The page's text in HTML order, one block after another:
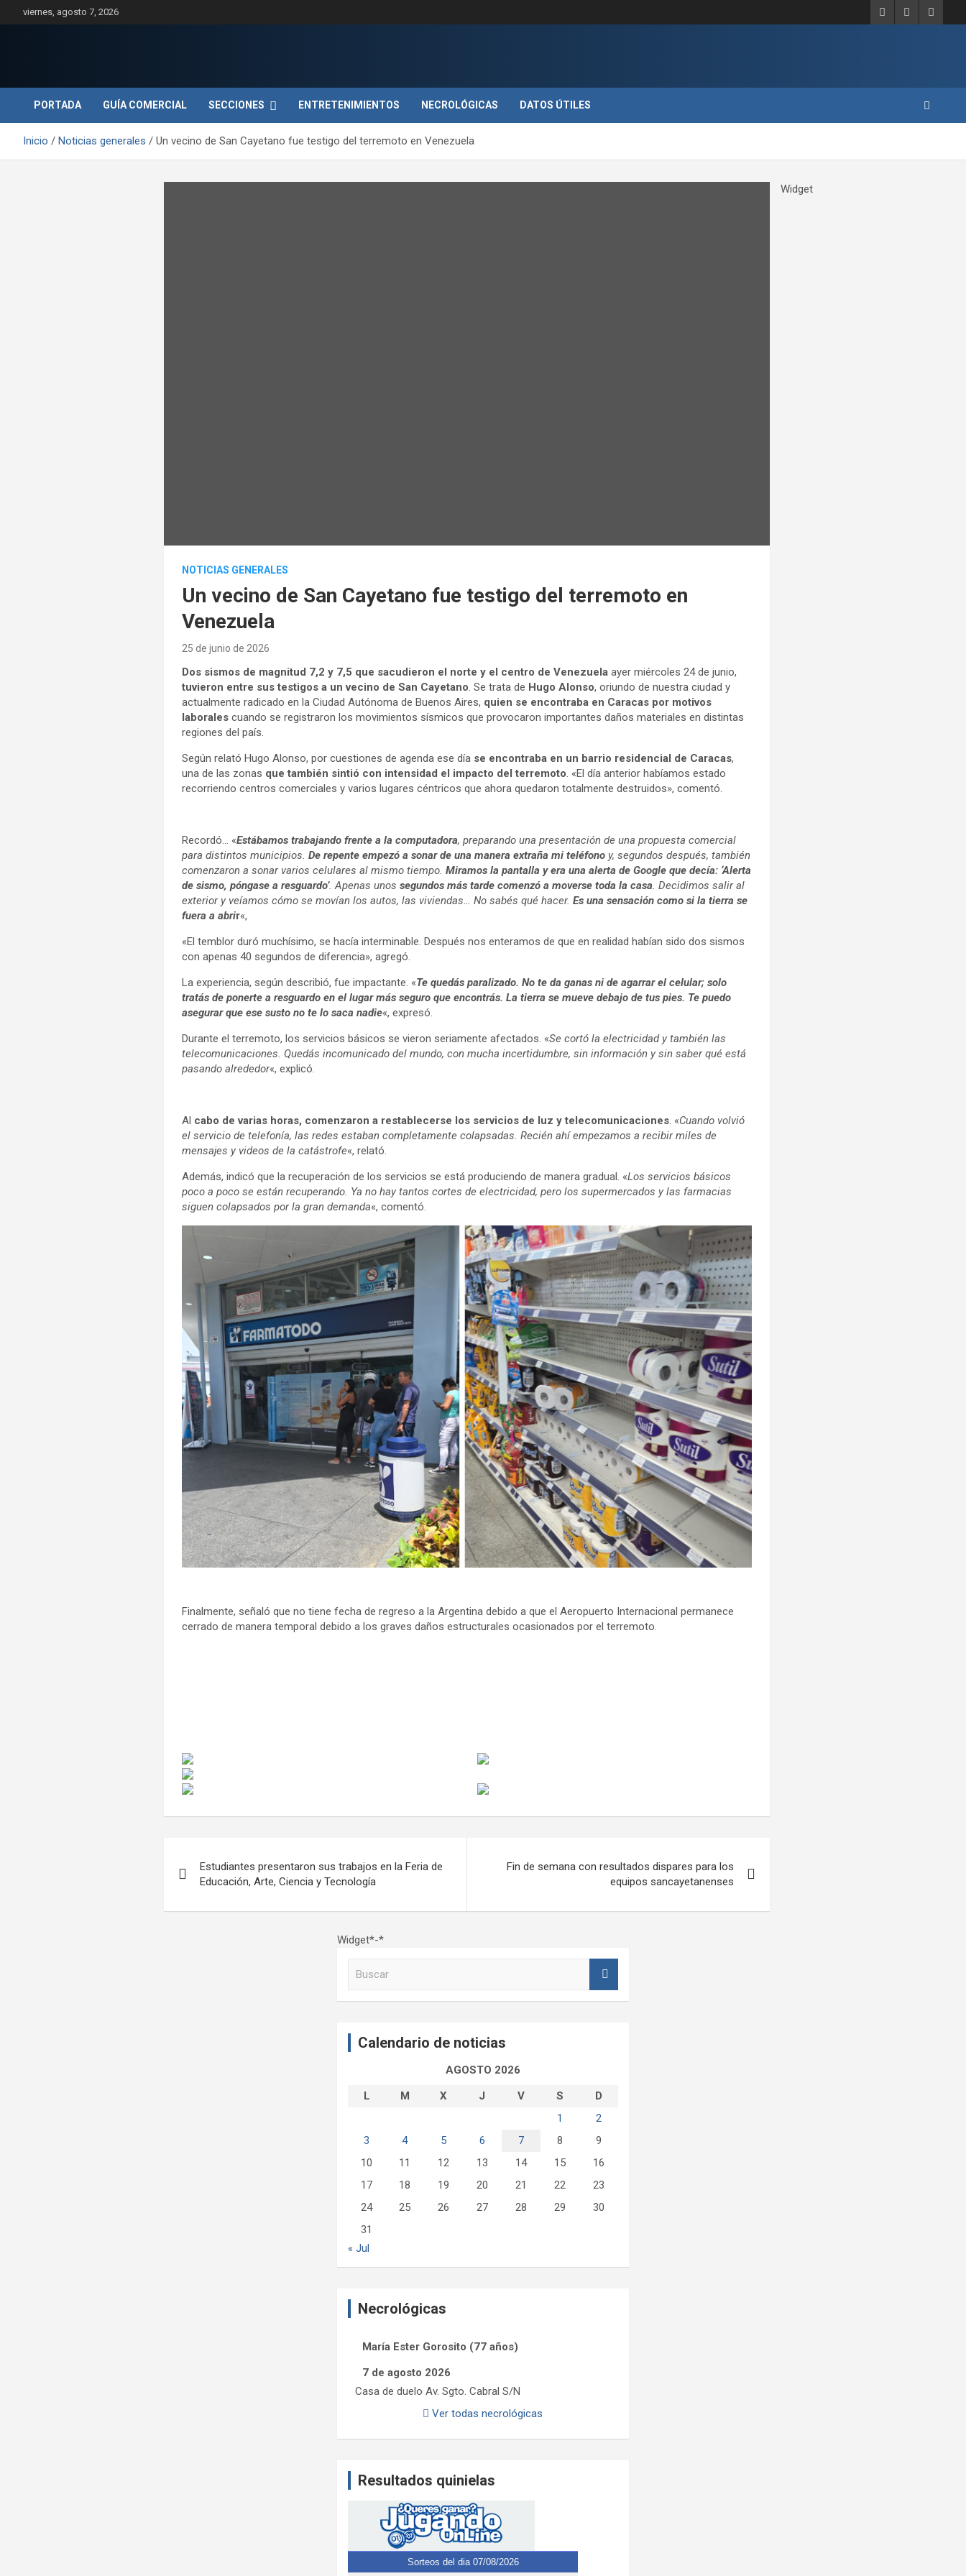
al
viernes, agosto 7, 2026
PORTADA GUÍA COMERCIAL SECCIONES ENTRETENIMIENTOS NECROLÓGICAS DATOS ÚTILES
Inicio Noticias generales Un vecino de San Cayetano fue testigo del terremoto en Venezuela
NOTICIAS GENERALES
Un vecino de San Cayetano fue testigo del terremoto en
Venezuela
25 de junio de 2026
Dos sismos de magnitud 7,2 y 7,5 que sacudieron el norte y el centro de Venezuelaayer miércoles 24 de junio,
tuvieron entre sus testigos a un vecino de San Cayetano. Se trata de Hugo Alonso, oriundo de nuestra ciudad y
actualmente radicado en la Ciudad Autónoma de Buenos Aires, quien se encontraba en Caracas por motivos
laboralescuando se registraron los movimientos sísmicos que provocaron importantes daños materiales en distintas
regiones del país.
Según relató Hugo Alonso, por cuestiones de agenda ese día se encontraba en un barrio residencial de Caracas,
una de las zonas que también sintió con intensidad el impacto del terremoto. «El día anterior habíamos estado
recorriendo centros comerciales y varios lugares céntricos que ahora quedaron totalmente destruidos», comentó.
Recordó… «Estábamos trabajando frente a la computadora, preparando una presentación de una propuesta comercial
para distintos municipios. De repente empezó a sonar de una manera extraña mi teléfonoy, segundos después, también
comenzaron a sonar varios celulares al mismo tiempo. Miramos la pantalla y era una alerta de Google que decía: ‘Alerta
de sismo, póngase a resguardo’. Apenas unos segundos más tarde comenzó a moverse toda la casa. Decidimos salir al
exterior y veíamos cómo se movían los autos, las viviendas… No sabés qué hacer. Es una sensación como si la tierra se
fuera a abrir«,
«El temblor duró muchísimo, se hacía interminable. Después nos enteramos de que en realidad habían sido dos sismos
con apenas 40 segundos de diferencia», agregó.
La experiencia, según describió, fue impactante. «Te quedás paralizado. No te da ganas ni de agarrar el celular; solo
tratás de ponerte a resguardo en el lugar más seguro que encontrás. La tierra se mueve debajo de tus pies. Te puedo
asegurar que ese susto no te lo saca nadie«, expresó.
Durante el terremoto, los servicios básicos se vieron seriamente afectados. «Se cortó la electricidad y también las
telecomunicaciones. Quedás incomunicado del mundo, con mucha incertidumbre, sin información y sin saber qué está
pasando alrededor«, explicó.
Al cabo de varias horas, comenzaron a restablecerse los servicios de luz y telecomunicaciones. «Cuando volvió
el servicio de telefonía, las redes estaban completamente colapsadas. Recién ahí empezamos a recibir miles de
mensajes y videos de la catástrofe«, relató.
Además, indicó que la recuperación de los servicios se está produciendo de manera gradual. «Los servicios básicos
poco a poco se están recuperando. Ya no hay tantos cortes de electricidad, pero los supermercados y las farmacias
siguen colapsados por la gran demanda«, comentó.
Finalmente, señaló que no tiene fecha de regreso a la Argentina debido a que el Aeropuerto Internacional permanece
cerrado de manera temporal debido a los graves daños estructurales ocasionados por el terremoto.
de
entradas
Estudiantes presentaron sus trabajos en la Feria de
Educación, Arte, Ciencia y Tecnología
Fin de semana con resultados dispares para los
equipos sancayetanenses
Widget
Widget*-*
Calendario de noticias
AGOSTO 2026
L
M X J V S
D
1
2
3
4 5 6 7 8
9
10
11 12 13 14 15
16
17
18 19 20 21 22
23
24
25 26 27 28 29
30
31
« Jul
Necrológicas
María Ester Gorosito (77 años)
7 de agosto 2026
Casa de duelo Av. Sgto. Cabral S/N
Ver todas necrológicas
Resultados quinielas